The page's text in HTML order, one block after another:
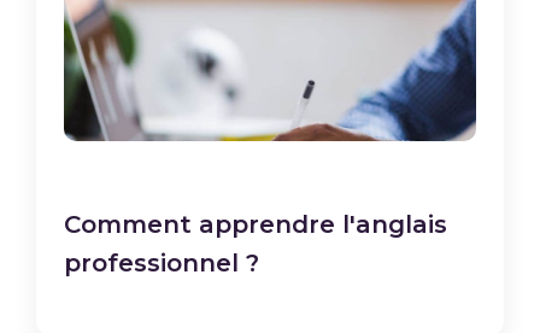
Comment apprendre l'anglais
professionnel ?